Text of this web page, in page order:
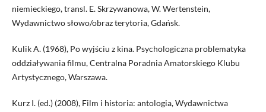
niemieckiego, transl. E. Skrzywanowa, W. Wertenstein,
Wydawnictwo słowo/obraz terytoria, Gdańsk.
Kulik A. (1968), Po wyjściu z kina. Psychologiczna problematyka
oddziaływania filmu, Centralna Poradnia Amatorskiego Klubu
Artystycznego, Warszawa.
Kurz I. (ed.) (2008), Film i historia: antologia, Wydawnictwa